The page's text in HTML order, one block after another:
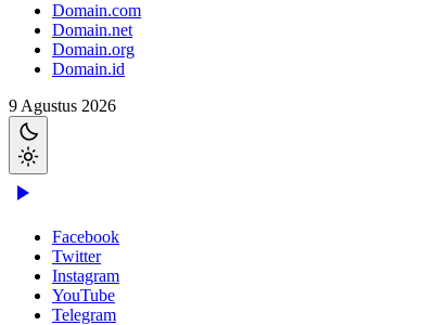
Domain.com
Domain.net
Domain.org
Domain.id
9 Agustus 2026
Facebook
Twitter
Instagram
YouTube
Telegram